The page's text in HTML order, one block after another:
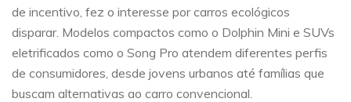
de incentivo, fez o interesse por carros ecológicos
disparar. Modelos compactos como o Dolphin Mini e SUVs
eletrificados como o Song Pro atendem diferentes perfis
de consumidores, desde jovens urbanos até famílias que
buscam alternativas ao carro convencional.